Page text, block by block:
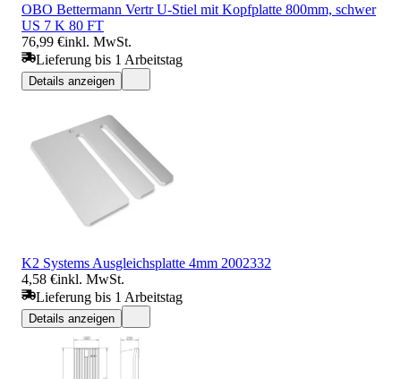
OBO Bettermann Vertr U-Stiel mit Kopfplatte 800mm, schwer
US 7 K 80 FT
76,99 €inkl. MwSt.
Lieferung bis 1 Arbeitstag
Details anzeigen
K2 Systems Ausgleichsplatte 4mm 2002332
4,58 €inkl. MwSt.
Lieferung bis 1 Arbeitstag
Details anzeigen